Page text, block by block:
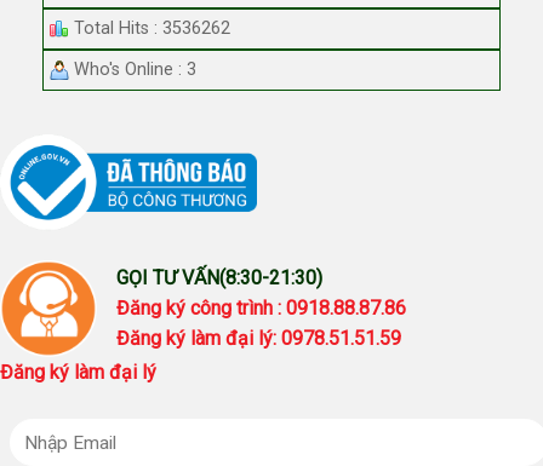
Total Hits : 3536262
Who's Online : 3
GỌI TƯ VẤN(8:30-21:30)
Đăng ký công trình : 0918.88.87.86
Đăng ký làm đại lý: 0978.51.51.59
Đăng ký làm đại lý